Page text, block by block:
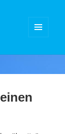
VIMPAIMET